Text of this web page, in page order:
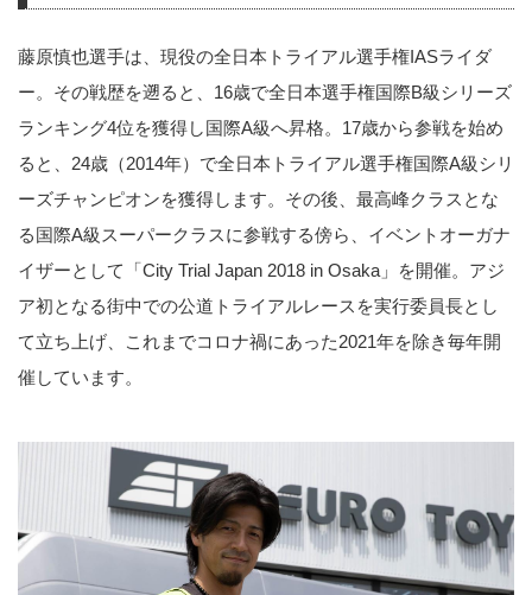
藤原慎也選手は、現役の全日本トライアル選手権IASライダ
ー。その戦歴を遡ると、16歳で全日本選手権国際B級シリーズ
ランキング4位を獲得し国際A級へ昇格。17歳から参戦を始め
ると、24歳（2014年）で全日本トライアル選手権国際A級シリ
ーズチャンピオンを獲得します。その後、最高峰クラスとな
る国際A級スーパークラスに参戦する傍ら、イベントオーガナ
イザーとして「City Trial Japan 2018 in Osaka」を開催。アジ
ア初となる街中での公道トライアルレースを実行委員長とし
て立ち上げ、これまでコロナ禍にあった2021年を除き毎年開
催しています。